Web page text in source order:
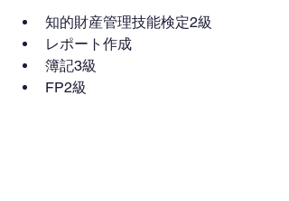
知的財産管理技能検定2級
レポート作成
簿記3級
FP2級